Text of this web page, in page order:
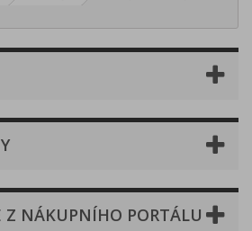
Z NÁKUPNÍHO PORTÁLU